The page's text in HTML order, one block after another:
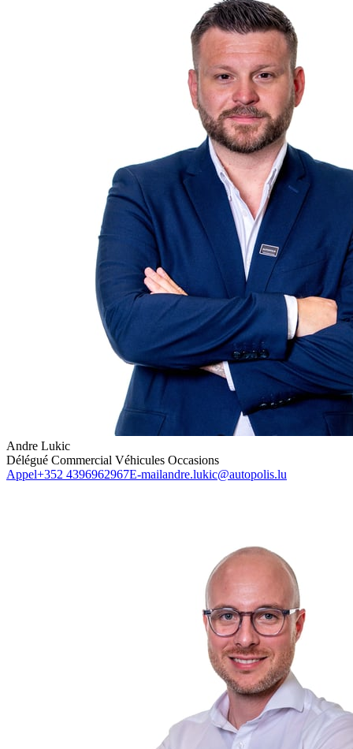
Andre Lukic
Délégué Commercial Véhicules Occasions
Appel+352 4396962967E-mailandre.lukic@autopolis.lu